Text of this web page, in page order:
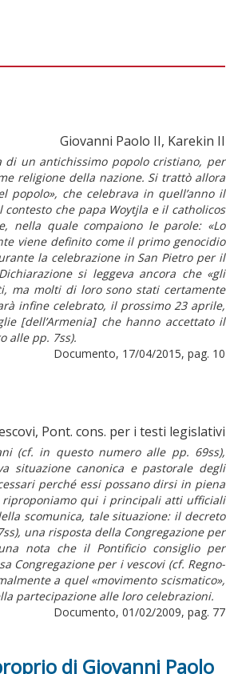
Giovanni Paolo II, Karekin II
di un antichissimo popolo cristiano, per
religione della nazione. Si trattò allora
che celebrava in quell’anno il
che papa Woytjla e il catholicos
nella quale compaiono le parole: «Lo
viene definito come il primo genocidio
la celebrazione in San Pietro per il
si leggeva ancora che «gli
ma molti di loro sono stati certamente
infine celebrato, il prossimo 23 aprile,
[dell’Armenia] che hanno accettato il
alle pp. 7ss).
Documento, 17/04/2015, pag. 10
Pont. cons. per i testi legislativi
(cf. in questo numero alle pp. 69ss),
situazione canonica e pastorale degli
perché essi possano dirsi in piena
riproponiamo qui i principali atti ufficiali
scomunica, tale situazione: il decreto
una risposta della Congregazione per
nota che il Pontificio consiglio per
Congregazione per i vescovi (cf. Regno-
a quel «movimento scismatico»,
partecipazione alle loro celebrazioni.
Documento, 01/02/2009, pag. 77
di Giovanni Paolo